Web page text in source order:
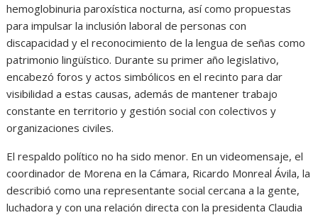
hemoglobinuria paroxística nocturna, así como propuestas
para impulsar la inclusión laboral de personas con
discapacidad y el reconocimiento de la lengua de señas como
patrimonio lingüístico. Durante su primer año legislativo,
encabezó foros y actos simbólicos en el recinto para dar
visibilidad a estas causas, además de mantener trabajo
constante en territorio y gestión social con colectivos y
organizaciones civiles.
El respaldo político no ha sido menor. En un videomensaje, el
coordinador de Morena en la Cámara, Ricardo Monreal Ávila, la
describió como una representante social cercana a la gente,
luchadora y con una relación directa con la presidenta Claudia